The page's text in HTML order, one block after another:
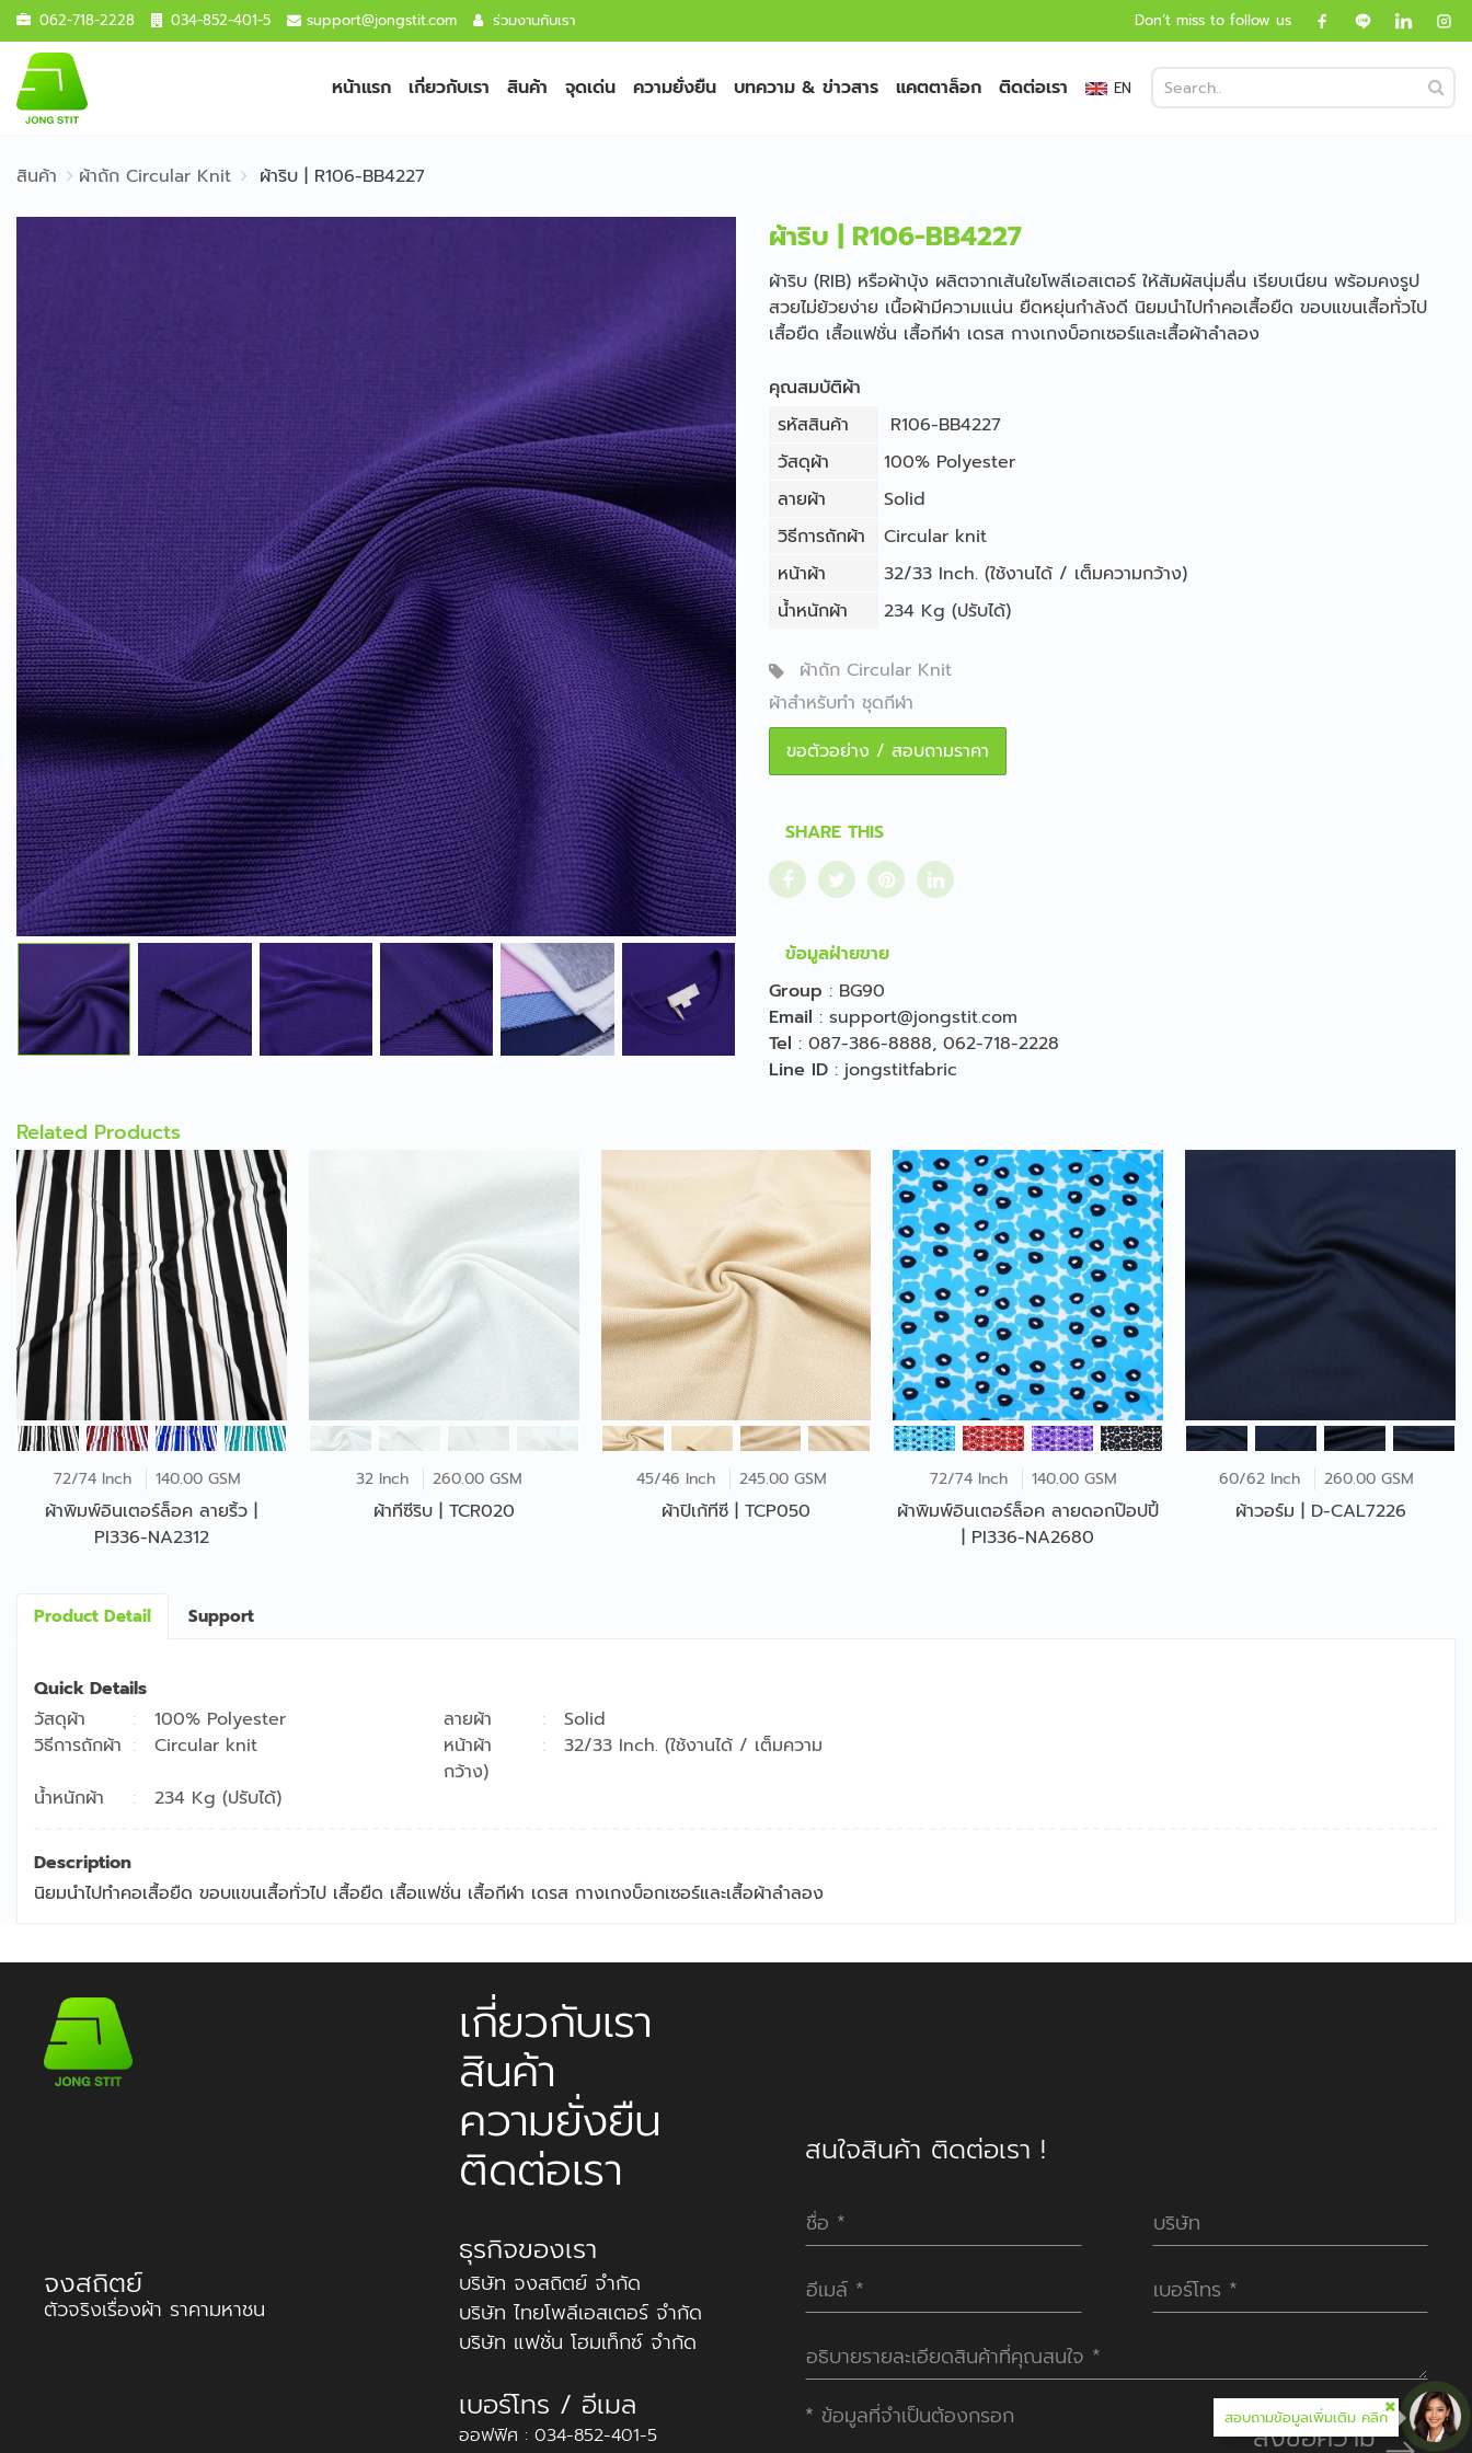
062-718-2228 034-852-401-5 support@jongstit.com ร่วมงานกับเรา Don’t miss to follow us
หน้าแรก เกี่ยวกับเรา สินค้า จุดเด่น ความยั่งยืน บทความ & ข่าวสาร แคตตาล็อก ติดต่อเรา EN
สินค้า ผ้าถัก Circular Knit ผ้าริบ | R106-BB4227
ผ้าริบ | R106-BB4227
ผ้าริบ (RIB) หรือผ้าบุ้ง ผลิตจากเส้นใยโพลีเอสเตอร์ ให้สัมผัสนุ่มลื่น เรียบเนียน พร้อมคงรูป
สวยไม่ย้วยง่าย เนื้อผ้ามีความแน่น ยืดหยุ่นกำลังดี นิยมนำไปทำคอเสื้อยืด ขอบแขนเสื้อทั่วไป
เสื้อยืด เสื้อแฟชั่น เสื้อกีฬา เดรส กางเกงบ็อกเซอร์และเสื้อผ้าลำลอง
คุณสมบัติผ้า
รหัสสินค้า
R106-BB4227
วัสดุผ้า
100% Polyester
ลายผ้า
Solid
วิธีการถักผ้า
Circular knit
หน้าผ้า
32/33 Inch. (ใช้งานได้ / เต็มความกว้าง)
น้ำหนักผ้า
234 Kg (ปรับได้)
ผ้าถัก Circular Knit
ผ้าสำหรับทำ ชุดกีฬา
ขอตัวอย่าง / สอบถามราคา
SHARE THIS
ข้อมูลฝ่ายขาย
Group : BG90
Email : support@jongstit.com
Tel : 087-386-8888, 062-718-2228
Line ID : jongstitfabric
Related Products
72/74 Inch 140.00 GSM
ผ้าพิมพ์อินเตอร์ล็อค ลายริ้ว |
PI336-NA2312
32 Inch 260.00 GSM
ผ้าทีซีริบ | TCR020
45/46 Inch 245.00 GSM
ผ้าปิเก้ทีซี | TCP050
72/74 Inch 140.00 GSM
ผ้าพิมพ์อินเตอร์ล็อค ลายดอกป๊อปปี้
| PI336-NA2680
60/62 Inch 260.00 GSM
ผ้าวอร์ม | D-CAL7226
Product Detail Support
Quick Details
วัสดุผ้า
100% Polyester ลายผ้า
Solid
วิธีการถักผ้า
Circular knit หน้าผ้า
32/33 Inch. (ใช้งานได้ / เต็มความ
กว้าง)
น้ำหนักผ้า
234 Kg (ปรับได้)
Description
นิยมนำไปทำคอเสื้อยืด ขอบแขนเสื้อทั่วไป เสื้อยืด เสื้อแฟชั่น เสื้อกีฬา เดรส กางเกงบ็อกเซอร์และเสื้อผ้าลำลอง
จงสถิตย์
ตัวจริงเรื่องผ้า ราคามหาชน
เกี่ยวกับเรา
สินค้า
ความยั่งยืน
ติดต่อเรา
ธุรกิจของเรา
บริษัท จงสถิตย์ จำกัด
บริษัท ไทยโพลีเอสเตอร์ จำกัด
บริษัท แฟชั่น โฮมเท็กซ์ จำกัด
เบอร์โทร / อีเมล
ออฟฟิศ : 034-852-401-5
สนใจสินค้า ติดต่อเรา !
* ข้อมูลที่จำเป็นต้องกรอก
ส่งข้อความ
สอบถามข้อมูลเพิ่มเติม คลิก